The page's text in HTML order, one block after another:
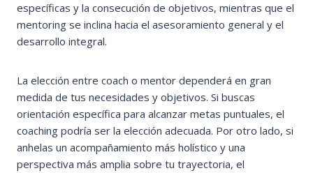
específicas y la consecución de objetivos, mientras que el
mentoring se inclina hacia el asesoramiento general y el
desarrollo integral.
La elección entre coach o mentor dependerá en gran
medida de tus necesidades y objetivos. Si buscas
orientación específica para alcanzar metas puntuales, el
coaching podría ser la elección adecuada. Por otro lado, si
anhelas un acompañamiento más holístico y una
perspectiva más amplia sobre tu trayectoria, el